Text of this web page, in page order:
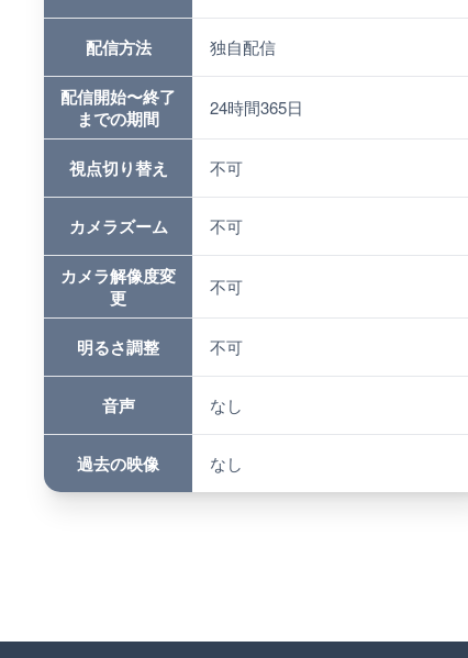
配信方法 独自配信
配信開始〜終了
までの期間
24時間365日
視点切り替え 不可
カメラズーム 不可
カメラ解像度変
更
不可
明るさ調整 不可
音声 なし
過去の映像 なし